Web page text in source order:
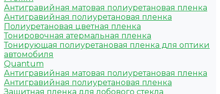
Антигравийная матовая полиуретановая пленка
Антигравийная полиуретановая пленка
Полиуретановая цветная пленка
Тонировочная атермальная пленка
Тонирующая полиуретановая пленка для оптики
автомобиля
Quantum
Антигравийная матовая полиуретановая пленка
Антигравийная полиуретановая пленка
Защитная пленка для лобового стекла